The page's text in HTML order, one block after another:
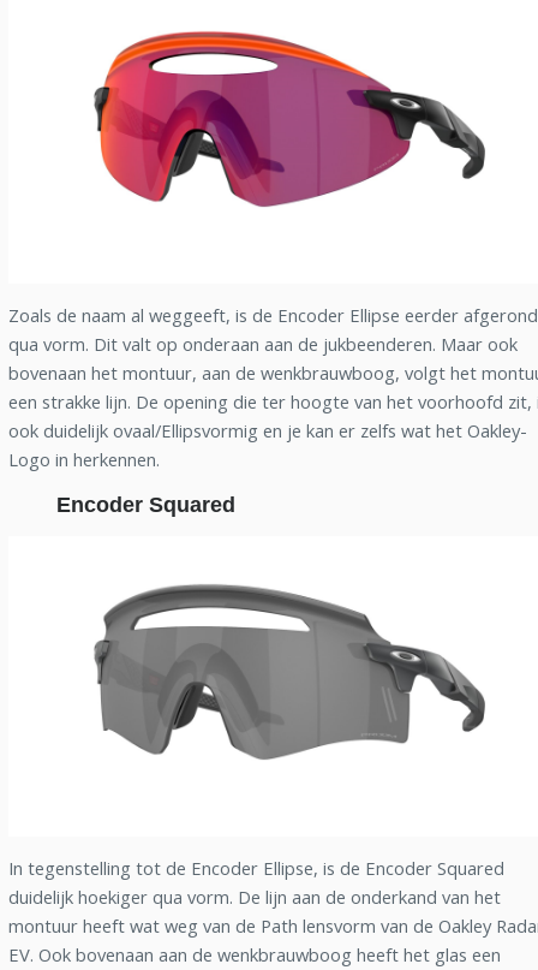
Zoals de naam al weggeeft, is de Encoder Ellipse eerder afgerond
qua vorm. Dit valt op onderaan aan de jukbeenderen. Maar ook
bovenaan het montuur, aan de wenkbrauwboog, volgt het
een strakke lijn. De opening die ter hoogte van het voorhoofd zit,
ook duidelijk ovaal/Ellipsvormig en je kan er zelfs wat het Oakley-
Logo in herkennen.
Encoder Squared
In tegenstelling tot de Encoder Ellipse, is de Encoder Squared
duidelijk hoekiger qua vorm. De lijn aan de onderkand van het
montuur heeft wat weg van de Path lensvorm van de Oakley
EV. Ook bovenaan aan de wenkbrauwboog heeft het glas een